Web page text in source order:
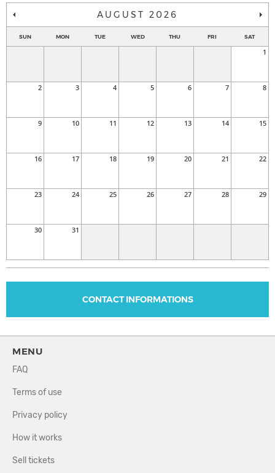
AUGUST 2026
SUN MON TUE WED THU FRI SAT
1
2 3 4 5 6 7 8
9 10 11 12 13 14 15
16 17 18 19 20 21 22
23 24 25 26 27 28 29
30 31
CONTACT INFORMATIONS
MENU
FAQ
Terms of use
Privacy policy
How it works
Sell tickets